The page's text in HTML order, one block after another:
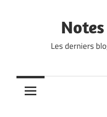
Les derniers